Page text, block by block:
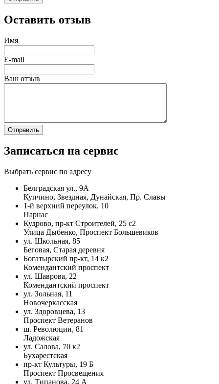
Оставить отзыв
Имя
E-mail
Ваш отзыв
Записаться на сервис
Выбрать сервис по адресу
Белградская ул., 9А
Купчино, Звездная, Дунайская, Пр. Славы
1-й верхний переулок, 10
Парнас
Кудрово, пр-кт Строителей, 25 с2
Улица Дыбенко, Проспект Большевиков
ул. Школьная, 85
Беговая, Старая деревня
Богатырский пр-кт, 14 к2
Комендантский проспект
ул. Шаврова, 22
Комендантский проспект
ул. Зольная, 11
Новочеркасская
ул. Здоровцева, 13
Проспект Ветеранов
ш. Революции, 81
Ладожская
ул. Салова, 70 к2
Бухарестская
пр-кт Культуры, 19 Б
Проспект Просвещения
ул. Типанова, 24 А